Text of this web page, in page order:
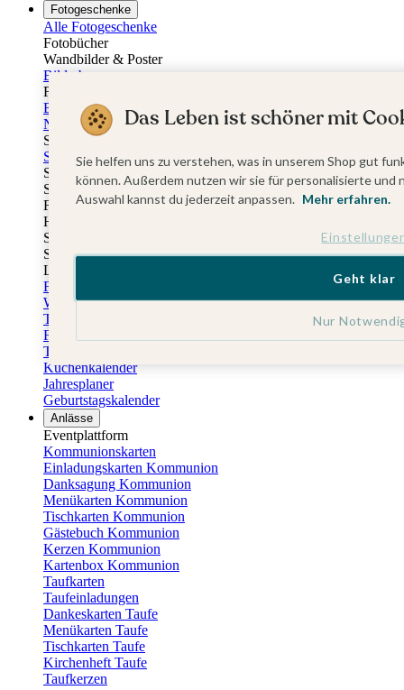
Fotogeschenke
Alle Fotogeschenke
Fotobücher
Wandbilder & Poster
Bilderboxen
Fotohalter
Bilderrahmen
Notizbücher
Stoffeinband mit Foto
Softcover mit Foto
Stoffeinband mit Veredelung
Softcover mit Veredelung
Fotobücher
Hardcover
Softcover
Stoffeinband
Layflat
Fotokalender
Wandkalender
Tischkalender
Familienkalender
Terminkalender
Küchenkalender
Jahresplaner
Geburtstagskalender
Anlässe
Eventplattform
Kommunionskarten
Einladungskarten Kommunion
Danksagung Kommunion
Menükarten Kommunion
Tischkarten Kommunion
Gästebuch Kommunion
Kerzen Kommunion
Kartenbox Kommunion
Taufkarten
Taufeinladungen
Dankeskarten Taufe
Menükarten Taufe
Tischkarten Taufe
Kirchenheft Taufe
Taufkerzen
Das Leben ist schöner mit
Sie helfen uns zu verstehen, was in unserem Shop gut
können. Außerdem nutzen wir sie für personalisierte
Auswahl kannst du jederzeit anpassen. Mehr erfahren.
Nur
Geht klar